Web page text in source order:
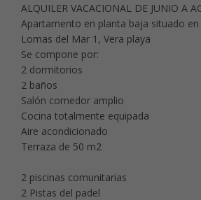
ALQUILER VACACIONAL DE JUNIO A
Apartamento en planta baja situado en
Lomas del Mar 1, Vera playa
Se compone por:
2 dormitorios
2 baños
Salón comedor amplio
Cocina totalmente equipada
Aire acondicionado
Terraza de 50 m2
2 piscinas comunitarias
2 Pistas del padel